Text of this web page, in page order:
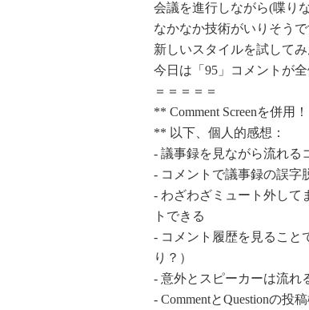
会議を進行しながら(喋り
なかなか技術がいりそう
新しいスタイルを試して
今日は「95」コメントが
＝＝＝＝＝
** Comment Screenを併用！
** 以下、個人的感想：
- 議事録を見ながら流れる
- コメントで議事録の誤字
- わざわざミュート外して
トできる
- コメント履歴を見ること
り？）
- 意外とスピーカーは流れ
- CommentとQuestionの投